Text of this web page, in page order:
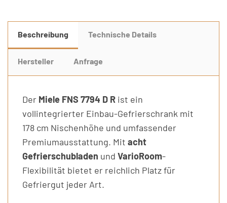
Beschreibung Technische Details
Hersteller Anfrage
Der Miele FNS 7794 D R ist ein
vollintegrierter Einbau-Gefrierschrank mit
178 cm Nischenhöhe und umfassender
Premiumausstattung. Mit acht
Gefrierschubladen und VarioRoom-
Flexibilität bietet er reichlich Platz für
Gefriergut jeder Art.